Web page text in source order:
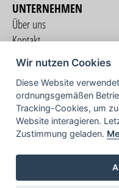
UNTERNEHMEN
Über uns
Kontakt
Nutzungsbedingungen
Datenschutzerklärung
Impressum
Wir nutzen Cookies
Diese Website
ordnungsgemäßen
Tracking-Cookies, um
Website interagieren.
Zustimmung geladen.